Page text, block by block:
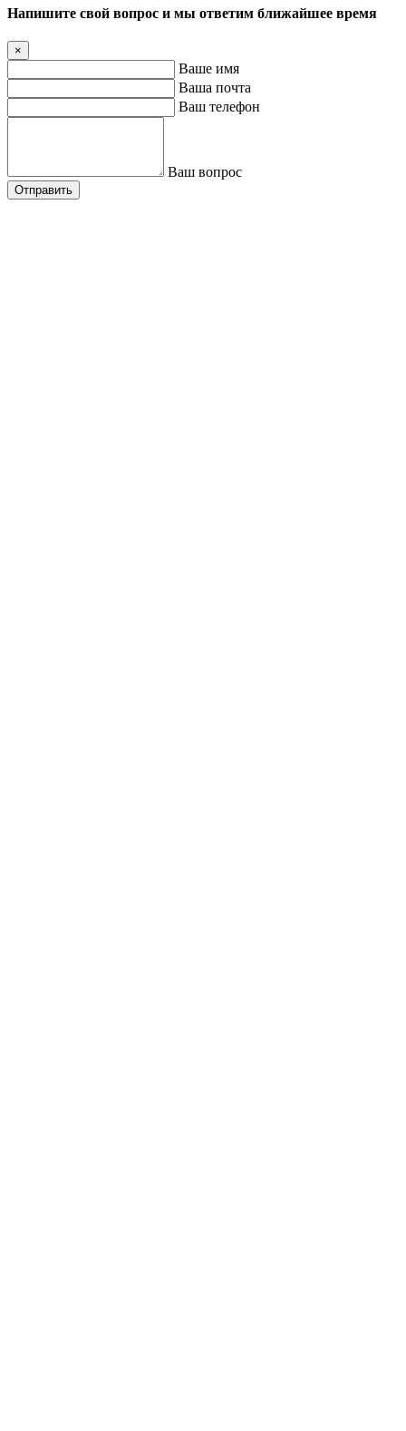
Напишите свой вопрос и мы ответим ближайшее время
×
Ваше имя
Ваша почта
Ваш телефон
Ваш вопрос
Отправить